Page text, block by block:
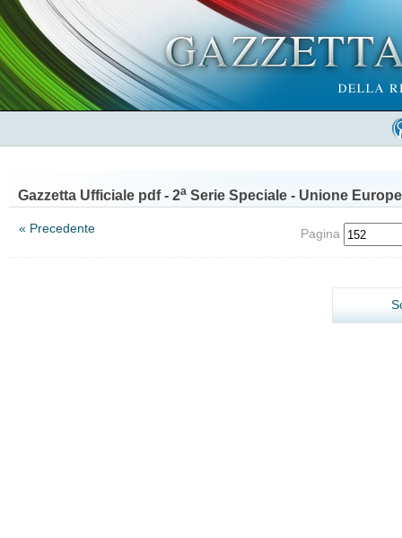
Gazzetta Ufficiale pdf - 2a Serie Speciale - Unione
« Precedente Pagina